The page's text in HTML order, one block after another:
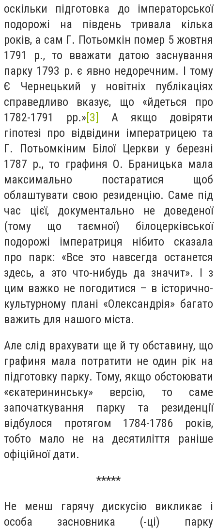
оскільки підготовка до імператорської
подорожі на південь тривала кілька
років, а сам Г. Потьомкін помер 5 жовтня
1791 р., то вважати датою заснування
парку 1793 р. є явно недоречним. І тому
Є Чернецький у новітніх публікаціях
справедливо вказує, що «йдеться про
1782-1791 рр.»[3]
А якщо довіряти
гіпотезі про відвідини імператрицею та
Г. Потьомкіним Білої Церкви у березні
1787 р., то графиня О. Браницька мала
максимально постаратися щоб
облаштувати свою резиденцію. Саме під
час цієї, документально не доведеної
(тому що таємної) білоцерківської
подорожі імператриця нібито сказала
про парк: «Все это навсегда останется
здесь, а это что-нибудь да значит». І з
цим важко не погодитися – в історично-
культурному плані «Олександрія» багато
важить для нашого міста.
Але слід врахувати ще й ту обставину, що
графиня мала потратити не один рік на
підготовку парку. Тому, якщо обстоювати
«єкатерининську» версію, то саме
започаткування парку та резиденції
відбулося протягом 1784-1786 років,
тобто мало не на десятиліття раніше
офіційної дати.
*****
Не менш гарячу дискусію викликає і
особа засновника (-ці) парку